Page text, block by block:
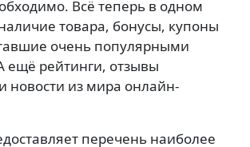
Всё теперь в одном
товара, бонусы, купоны
очень популярными
ещё рейтинги, отзывы
новости из мира онлайн-
перечень наиболее